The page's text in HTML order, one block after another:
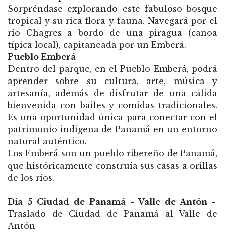
Sorpréndase explorando este fabuloso bosque
tropical y su rica flora y fauna. Navegará por el
río Chagres a bordo de una piragua (canoa
típica local), capitaneada por un Emberá.
Pueblo Emberá
Dentro del parque, en el Pueblo Emberá, podrá
aprender sobre su cultura, arte, música y
artesanía, además de disfrutar de una cálida
bienvenida con bailes y comidas tradicionales.
Es una oportunidad única para conectar con el
patrimonio indígena de Panamá en un entorno
natural auténtico.
Los Emberá son un pueblo ribereño de Panamá,
que históricamente construía sus casas a orillas
de los ríos.
Dia 5 Ciudad de Panamá - Valle de Antón -
Traslado de Ciudad de Panamá al Valle de
Antón